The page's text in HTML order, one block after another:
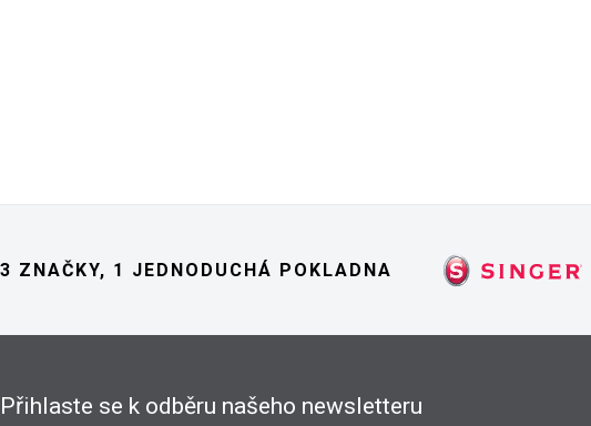
3 ZNAČKY, 1 JEDNODUCHÁ POKLADNA
Přihlaste se k odběru našeho newsletteru